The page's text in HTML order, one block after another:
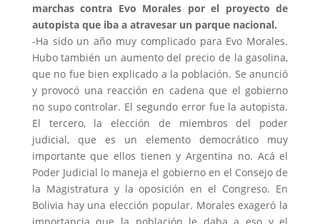
marchas contra Evo Morales por el proyecto de
autopista que iba a atravesar un parque nacional.
-Ha sido un año muy complicado para Evo Morales.
Hubo también un aumento del precio de la gasolina,
que no fue bien explicado a la población. Se anunció
y provocó una reacción en cadena que el gobierno
no supo controlar. El segundo error fue la autopista.
El tercero, la elección de miembros del poder
judicial, que es un elemento democrático muy
importante que ellos tienen y Argentina no. Acá el
Poder Judicial lo maneja el gobierno en el Consejo de
la Magistratura y la oposición en el Congreso. En
Bolivia hay una elección popular. Morales exageró la
importancia que la población le daba a eso y el